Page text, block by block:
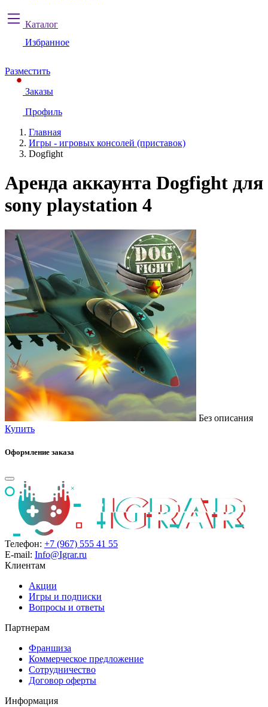
Каталог
Избранное
Разместить
Заказы
Профиль
Главная
Игры - игровых консолей (приставок)
Dogfight
Аренда аккаунта Dogfight для
sony playstation 4
Без описания
Купить
Оформление заказа
Телефон: +7 (967) 555 41 55
E-mail: Info@Igrar.ru
Клиентам
Акции
Игры и подписки
Вопросы и ответы
Партнерам
Франшиза
Коммерческое предложение
Сотрудничество
Договор оферты
Информация